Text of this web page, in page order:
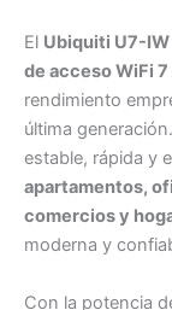
El Ubiquiti U7-IW
de acceso WiFi
rendimiento
última
estable, rápida y
apartamentos,
comercios y
moderna y
Con la potencia